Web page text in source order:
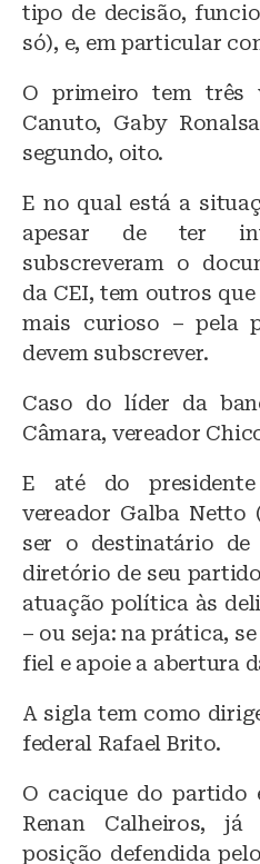
tipo de decisão,
só), e, em particular
O primeiro tem três
Canuto, Gaby
segundo, oito.
E no qual está a
apesar de ter
subscreveram o
da CEI, tem outros
mais curioso – pela
devem subscrever.
Caso do líder da
Câmara, vereador
E até do
vereador Galba Netto
ser o destinatário
diretório de seu
atuação política às
– ou seja: na prática,
fiel e apoie a abertura
A sigla tem como
federal Rafael Brito.
O cacique do partido
Renan Calheiros,
posição defendida